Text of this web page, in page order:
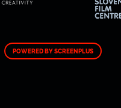
POWERED BY SCREENPLUS